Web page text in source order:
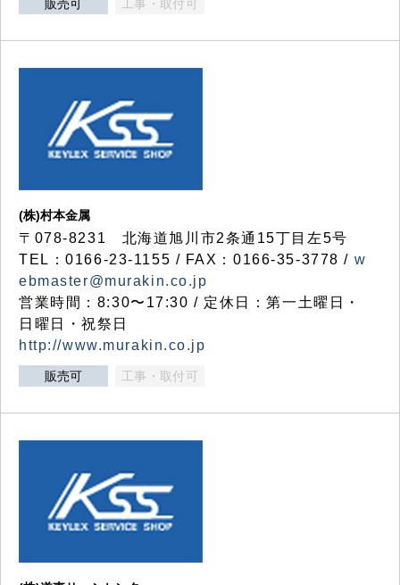
販売可 工事・取付可
(株)村本金属
〒078-8231 北海道旭川市2条通15丁目左5号
TEL：0166-23-1155 / FAX：0166-35-3778 / w
ebmaster@murakin.co.jp
営業時間：8:30〜17:30 / 定休日：第一土曜日・
日曜日・祝祭日
http://www.murakin.co.jp
販売可 工事・取付可